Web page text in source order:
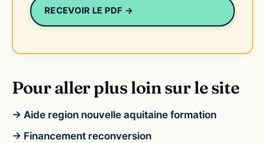
RECEVOIR LE PDF →
Pour aller plus loin sur le site
→ Aide region nouvelle aquitaine formation
→ Financement reconversion